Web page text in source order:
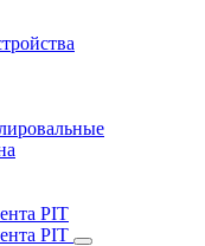
PIT
PIT